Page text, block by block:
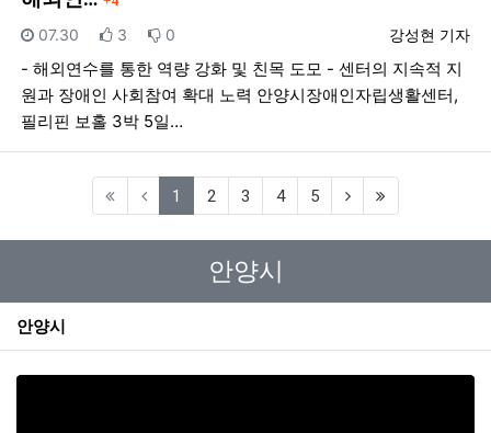
등록자
강성현 기자
등록일
07.30 추천
3 비추천
0
- 해외연수를 통한 역량 강화 및 친목 도모 - 센터의 지속적 지
원과 장애인 사회참여 확대 노력 안양시장애인자립생활센터,
필리핀 보홀 3박 5일…
1 (current)
2 3 4 5
안양시
안양시